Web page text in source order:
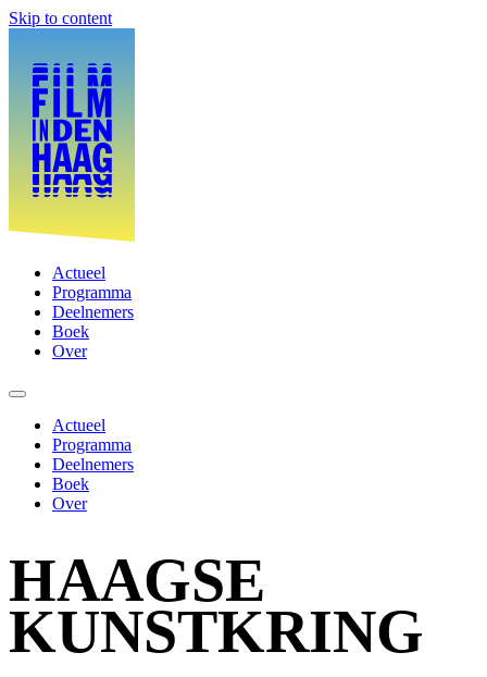
Skip to content
Actueel
Programma
Deelnemers
Boek
Over
Actueel
Programma
Deelnemers
Boek
Over
HAAGSE
KUNSTKRING